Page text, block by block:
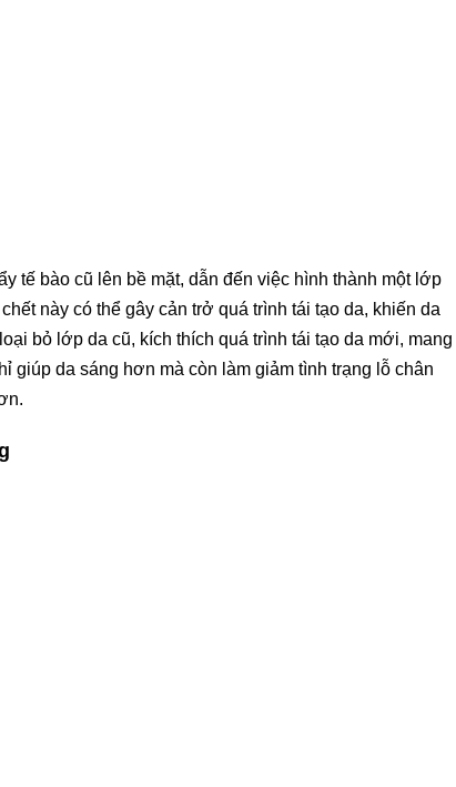
tế bào cũ lên bề mặt, dẫn đến việc hình thành một lớp
này có thể gây cản trở quá trình tái tạo da, khiến da
bỏ lớp da cũ, kích thích quá trình tái tạo da mới, mang
giúp da sáng hơn mà còn làm giảm tình trạng lỗ chân